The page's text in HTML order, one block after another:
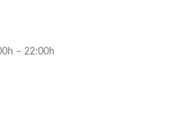
– 22:00h